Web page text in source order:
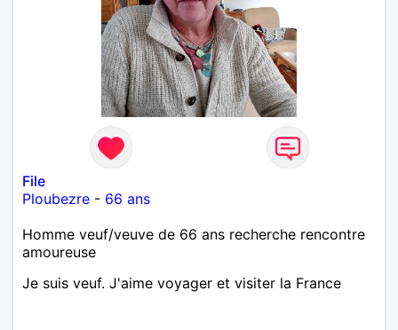
File
Ploubezre - 66 ans
Homme veuf/veuve de 66 ans recherche rencontre
amoureuse
Je suis veuf. J'aime voyager et visiter la France